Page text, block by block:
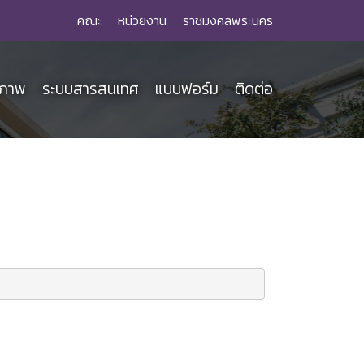
คณะ หน่วยงาน ราชมงคลพระนคร
าพ ระบบสารสนเทศ แบบฟอร์ม ติดต่อ